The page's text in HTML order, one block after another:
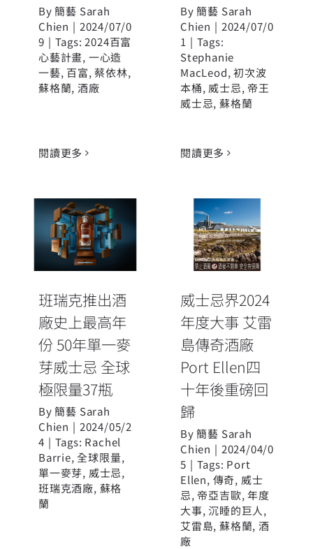
By簡藝 Sarah
Chien | 2024/07/0
9 | Tags:2024百富
心藝計畫, 一心造
一藝, 百富,蔡依林,
蘇格蘭,酒廠
閱讀更多
By簡藝 Sarah
Chien | 2024/07/0
1 | Tags:
Stephanie
MacLeod,初次波
本桶, 威士忌, 帝王
威士忌,蘇格蘭
閱讀更多
班瑞克推出酒
廠史上最高年
份 50年單一麥
芽威士忌 全球
極限量37瓶
班瑞克推出酒
廠史上最高年
份 50年單一麥
芽威士忌 全球
極限量37瓶
By簡藝 Sarah
Chien | 2024/05/2
4 | Tags: Rachel
Barrie,全球限量,
單一麥芽, 威士忌,
班瑞克酒廠, 蘇格
蘭
威士忌界2024
年度大事 艾雷
島傳奇酒廠
Port Ellen四十
年後重磅回歸
威士忌界2024
年度大事 艾雷
島傳奇酒廠
Port Ellen四
十年後重磅回
歸
By簡藝 Sarah
Chien | 2024/04/0
5 | Tags: Port
Ellen, 傳奇, 威士
忌, 帝亞吉歐,年度
大事,沉睡的巨人,
艾雷島,蘇格蘭,酒
廠